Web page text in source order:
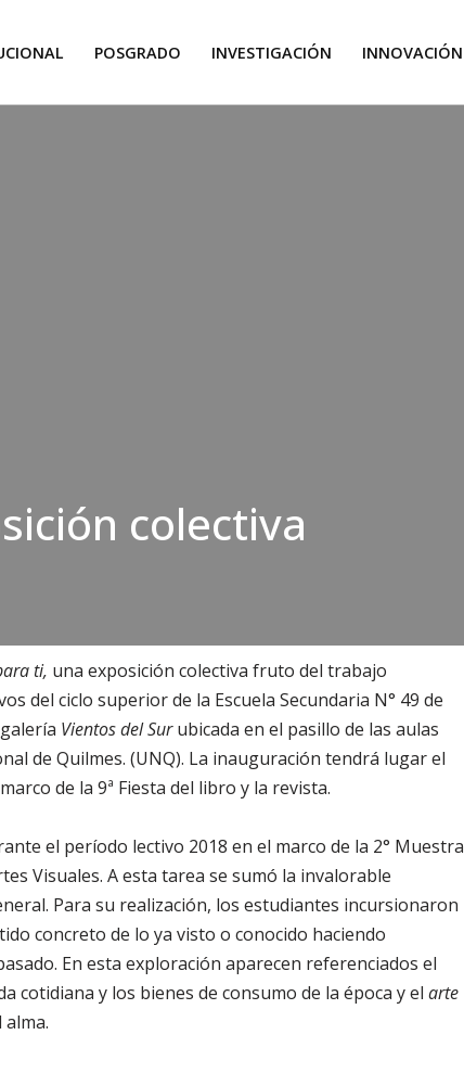
POSGRADO INVESTIGACIÓN INNOVACIÓN
colectiva
ti, una exposición colectiva fruto del trabajo
del ciclo superior de la Escuela Secundaria N° 49 de
Vientos del Surubicada en el pasillo de las aulas
de Quilmes. (UNQ). La inauguración tendrá lugar el
de la 9ª Fiesta del libro y la revista.
el período lectivo 2018 en el marco de la 2° Muestra
Visuales. A esta tarea se sumó la invalorable
Para su realización, los estudiantes incursionaron
concreto de lo ya visto o conocido haciendo
En esta exploración aparecen referenciados el
cotidiana y los bienes de consumo de la época y el arte